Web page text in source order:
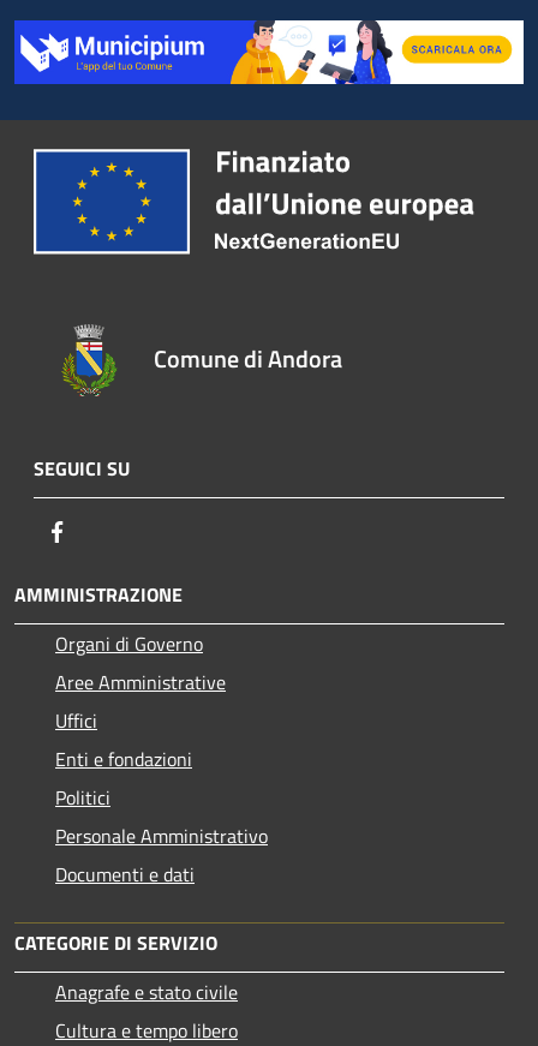
Comune di Andora
SEGUICI SU
AMMINISTRAZIONE
Organi di Governo
Aree Amministrative
Uffici
Enti e fondazioni
Politici
Personale Amministrativo
Documenti e dati
CATEGORIE DI SERVIZIO
Anagrafe e stato civile
Cultura e tempo libero